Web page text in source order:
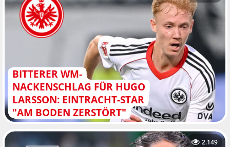
BITTERER WM-
NACKENSCHLAG FÜR HUGO
LARSSON: EINTRACHT-STAR
"AM BODEN ZERSTÖRT"
2.149